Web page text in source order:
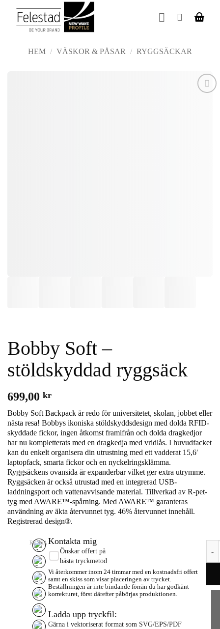
content
HEM / VÄSKOR & PÅSAR / RYGGSÄCKAR
Bobby Soft –
stöldskyddad ryggsäck
699,00 kr
Bobby Soft Backpack är redo för universitetet, skolan, jobbet eller
nästa resa! Bobbys ikoniska stöldskyddsdesign med dolda RFID-
skyddade fickor, ingen åtkomst framifrån och dolda dragkedjor
har nu kompletterats med en dragkedja med vridlås. I huvudfacket
kan du enkelt organisera din utrustning med ett vadderat 15,6′
laptopfack, smarta fickor och en nyckelringsklämma.
Ryggsäckens ovansida är expanderbar vilket ger extra utrymme.
Ryggsäcken är också utrustad med en integrerad USB-
laddningsport och vattenavvisande material. Tillverkad av R-pet-
tyg med AWARE™-spårning. Med AWARE™ garanteras
användning av äkta återvunnet tyg. 46% återvunnet innehåll.
Registrerad design®.
Kontakta mig
Önskar offert på
bästa tryckmetod
Vi återkommer inom 24 timmar med en kostnadsfri offert
samt en skiss som visar placeringen av trycket.
Beställningen är inte bindande förrän du har godkänt
korrekturet, först därefter påbörjas produktionen.
Ladda upp tryckfil:
Gärna i vektoriserat format som SVG/EPS/PDF
RENSA